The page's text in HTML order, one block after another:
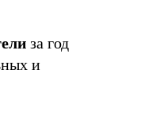
за год
и